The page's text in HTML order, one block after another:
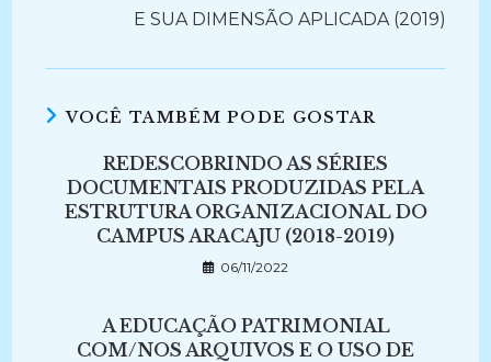
E SUA DIMENSÃO APLICADA (2019)
VOCÊ TAMBÉM PODE GOSTAR
REDESCOBRINDO AS SÉRIES
DOCUMENTAIS PRODUZIDAS PELA
ESTRUTURA ORGANIZACIONAL DO
CAMPUS ARACAJU (2018-2019)
06/11/2022
A EDUCAÇÃO PATRIMONIAL
COM/NOS ARQUIVOS E O USO DE